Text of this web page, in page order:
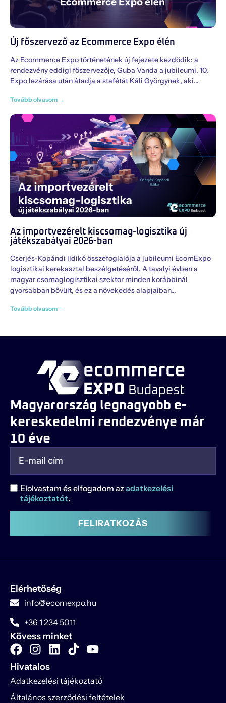
Új főszervező az Ecommerce Expo élén
Az Ecommerce Expo történetének új fejezete kezdődik: a
rendezvény eddigi főszervezője, Guba Vanda a jubileumi, 10.
Expo lezárása után átadja a stafétát Káli Györgynek, aki
Tovább olvasom →
Az importvezérelt kiscsomag-logisztika új
játékszabályai 2026-ban
Cserjés-Kopándi Ildikó összefoglalója a jubileumi EcomExpo
logisztikai kerekasztal beszélgetéséről. A tavalyi évben a
magyar csomaglogisztikai szektor minden korábbinál
gyorsabban bővült, és ez a növekedés alapjaiban
Tovább olvasom →
Magyarország legnagyobb e-
kereskedelmi rendezvénye már
10 éve
Elolvastam és elfogadom azadatkezelési
tájékoztatót.
FELIRATKOZÁS
Elérhetőség
info@ecomexpo.hu
+36 1 234 5011
Kövess minket
Hivatalos
Adatkezelési tájékoztató
Általános szerződési feltételek